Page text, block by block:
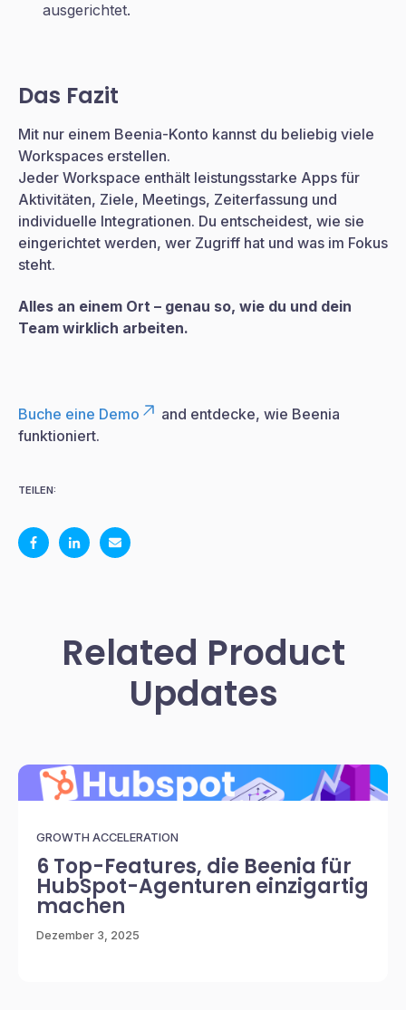
ausgerichtet.
Das Fazit
Mit nur einem Beenia-Konto kannst du beliebig viele
Workspaces erstellen.
Jeder Workspace enthält leistungsstarke Apps für
Aktivitäten, Ziele, Meetings, Zeiterfassung und
individuelle Integrationen. Du entscheidest, wie sie
eingerichtet werden, wer Zugriff hat und was im Fokus
steht.
Alles an einem Ort – genau so, wie du und dein
Team wirklich arbeiten.
Buche eine Demo
and entdecke, wie Beenia
funktioniert.
TEILEN:
Related Product
Updates
GROWTH ACCELERATION
6 Top-Features, die Beenia für
HubSpot-Agenturen einzigartig
machen
Dezember 3, 2025